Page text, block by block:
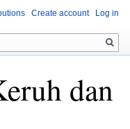
dan
Create account Log in